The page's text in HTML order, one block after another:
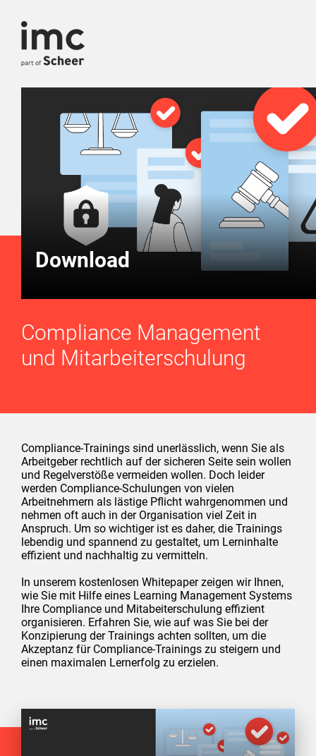
Download
Compliance Management
und Mitarbeiterschulung
Compliance-Trainings sind unerlässlich, wenn Sie als
Arbeitgeber rechtlich auf der sicheren Seite sein wollen
und Regelverstöße vermeiden wollen. Doch leider
werden Compliance-Schulungen von vielen
Arbeitnehmern als lästige Pflicht wahrgenommen und
nehmen oft auch in der Organisation viel Zeit in
Anspruch. Um so wichtiger ist es daher, die Trainings
lebendig und spannend zu gestaltet, um Lerninhalte
effizient und nachhaltig zu vermitteln.
In unserem kostenlosen Whitepaper zeigen wir Ihnen,
wie Sie mit Hilfe eines Learning Management Systems
Ihre Compliance und Mitabeiterschulung effizient
organisieren. Erfahren Sie, wie auf was Sie bei der
Konzipierung der Trainings achten sollten, um die
Akzeptanz für Compliance-Trainings zu steigern und
einen maximalen Lernerfolg zu erzielen.